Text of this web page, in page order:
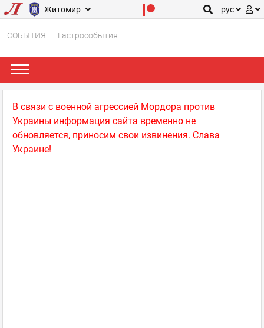
Житомир рус
СОБЫТИЯ Гастрособытия
В связи с военной агрессией Мордора против
Украины информация сайта временно не
обновляется, приносим свои извинения. Слава
Украине!